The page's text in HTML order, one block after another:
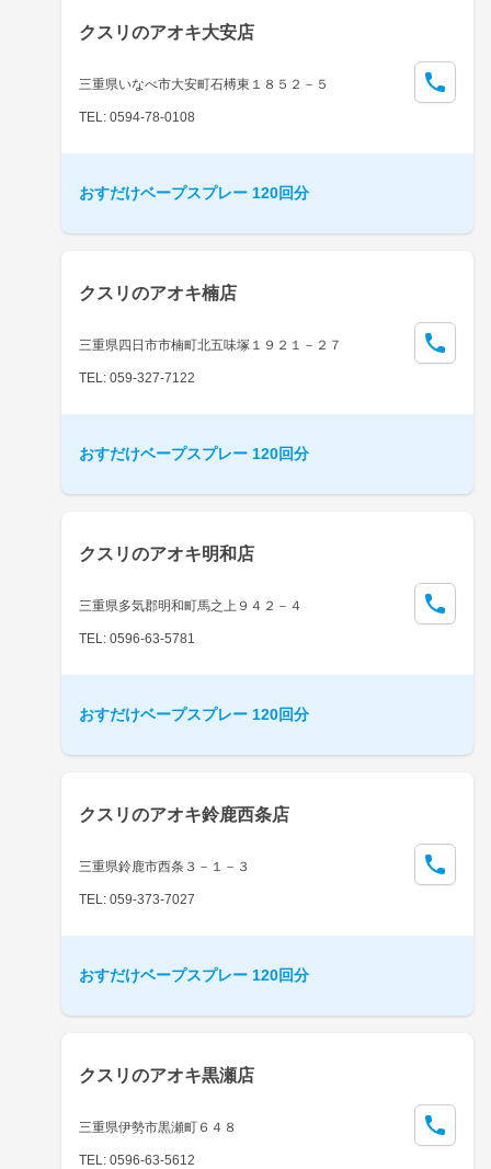
クスリのアオキ大安店
三重県いなべ市大安町石榑東１８５２－５
TEL: 0594-78-0108
おすだけベープスプレー 120回分
クスリのアオキ楠店
三重県四日市市楠町北五味塚１９２１－２７
TEL: 059-327-7122
おすだけベープスプレー 120回分
クスリのアオキ明和店
三重県多気郡明和町馬之上９４２－４
TEL: 0596-63-5781
おすだけベープスプレー 120回分
クスリのアオキ鈴鹿西条店
三重県鈴鹿市西条３－１－３
TEL: 059-373-7027
おすだけベープスプレー 120回分
クスリのアオキ黒瀬店
三重県伊勢市黒瀬町６４８
TEL: 0596-63-5612